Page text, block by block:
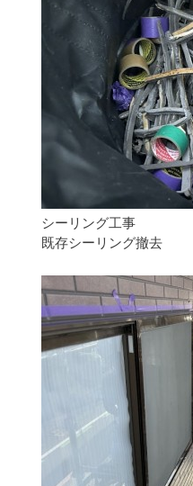
シーリング工事
既存シーリング撤去